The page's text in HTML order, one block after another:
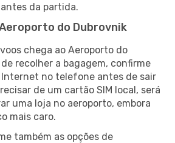
da partida.
do Dubrovnik
chega ao Aeroporto do
recolher a bagagem, confirme
no telefone antes de sair
de um cartão SIM local, será
uma loja no aeroporto, embora
mais caro.
também as opções de